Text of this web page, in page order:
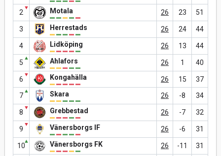
2
▼ Motala 26 23 51
3 Herrestads 26 24 44
4 Lidköping 26 13 44
5
▲ Ahlafors 26 1 40
6
▼ Kongahälla 26 15 37
7
▲ Skara 26 -8 34
8
▼ Grebbestad 26 -7 32
9
▼ Vänersborgs IF 26 -6 31
10
▲ Vänersborgs FK 26 -11 31